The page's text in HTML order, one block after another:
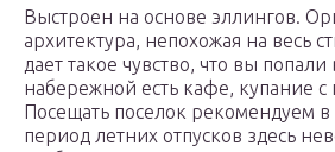
Выстроен на основе эллингов.
архитектура, непохожая на весь
дает такое чувство, что вы
набережной есть кафе, купание с
Посещать поселок рекомендуем в
период летних отпусков здесь